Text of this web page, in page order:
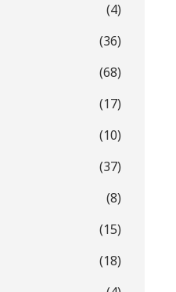
(4)
(36)
(68)
(17)
(10)
(37)
(8)
(15)
(18)